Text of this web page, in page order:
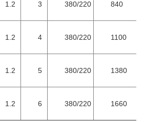
1.2 3 380/220 840
1.2 4 380/220 1100
1.2 5 380/220 1380
1.2 6 380/220 1660